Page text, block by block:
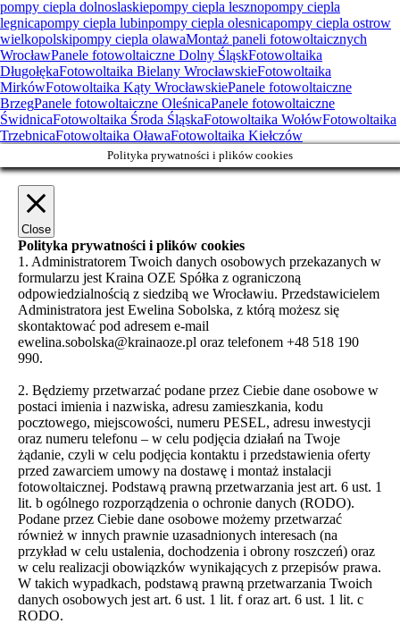
pompy ciepla dolnoslaskiepompy ciepla lesznopompy ciepla
legnicapompy ciepla lubinpompy ciepla olesnicapompy ciepla ostrow
wielkopolskipompy ciepla olawaMontaż paneli fotowoltaicznych
WrocławPanele fotowoltaiczne Dolny ŚląskFotowoltaika
DługołękaFotowoltaika Bielany WrocławskieFotowoltaika
MirkówFotowoltaika Kąty WrocławskiePanele fotowoltaiczne
BrzegPanele fotowoltaiczne OleśnicaPanele fotowoltaiczne
ŚwidnicaFotowoltaika Środa ŚląskaFotowoltaika WołówFotowoltaika
TrzebnicaFotowoltaika OławaFotowoltaika Kiełczów
Polityka prywatności i plików cookies
Close
Polityka prywatności i plików cookies
1. Administratorem Twoich danych osobowych przekazanych w
formularzu jest Kraina OZE Spółka z ograniczoną
odpowiedzialnością z siedzibą we Wrocławiu. Przedstawicielem
Administratora jest Ewelina Sobolska, z którą możesz się
skontaktować pod adresem e-mail
ewelina.sobolska@krainaoze.pl oraz telefonem +48 518 190
990.
2. Będziemy przetwarzać podane przez Ciebie dane osobowe w
postaci imienia i nazwiska, adresu zamieszkania, kodu
pocztowego, miejscowości, numeru PESEL, adresu inwestycji
oraz numeru telefonu – w celu podjęcia działań na Twoje
żądanie, czyli w celu podjęcia kontaktu i przedstawienia oferty
przed zawarciem umowy na dostawę i montaż instalacji
fotowoltaicznej. Podstawą prawną przetwarzania jest art. 6 ust. 1
lit. b ogólnego rozporządzenia o ochronie danych (RODO).
Podane przez Ciebie dane osobowe możemy przetwarzać
również w innych prawnie uzasadnionych interesach (na
przykład w celu ustalenia, dochodzenia i obrony roszczeń) oraz
w celu realizacji obowiązków wynikających z przepisów prawa.
W takich wypadkach, podstawą prawną przetwarzania Twoich
danych osobowych jest art. 6 ust. 1 lit. f oraz art. 6 ust. 1 lit. c
RODO.